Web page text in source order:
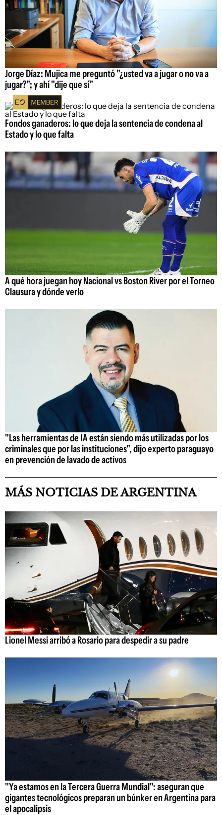
Jorge Díaz: Mujica me preguntó "¿usted va a jugar o no va a
jugar?"; y ahí "dije que sí"
Fondos ganaderos: lo que deja la sentencia de condena al
Estado y lo que falta
A qué hora juegan hoy Nacional vs Boston River por el Torneo
Clausura y dónde verlo
"Las herramientas de IA están siendo más utilizadas por los
criminales que por las instituciones", dijo experto paraguayo
en prevención de lavado de activos
MÁS NOTICIAS DE ARGENTINA
Lionel Messi arribó a Rosario para despedir a su padre
"Ya estamos en la Tercera Guerra Mundial": aseguran que
gigantes tecnológicos preparan un búnker en Argentina para
el apocalipsis